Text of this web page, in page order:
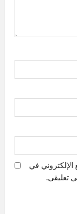
في
تعليقي.